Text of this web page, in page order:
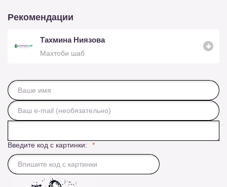
Рекомендации
Тахмина Ниязова
Махтоби шаб
Введите код с картинки: